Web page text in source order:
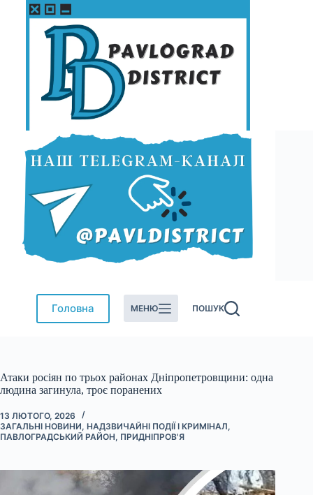
Перейти
Головна МЕНЮ ПОШУК
Атаки росіян по трьох районах Дніпропетровщини: одна
людина загинула, троє поранених
13 ЛЮТОГО, 2026
ЗАГАЛЬНІ НОВИНИ, НАДЗВИЧАЙНІ ПОДІЇ І КРИМІНАЛ,
ПАВЛОГРАДСЬКИЙ РАЙОН, ПРИДНІПРОВ'Я